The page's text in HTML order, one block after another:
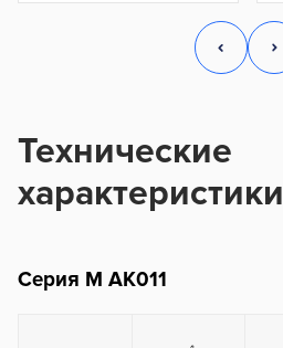
Технические
характеристики
Серия М AK011